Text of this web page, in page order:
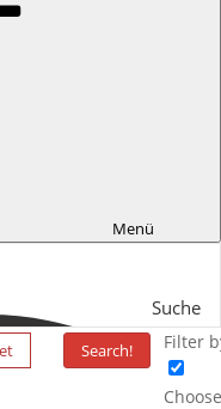
Menü
Suche
Search! Filter